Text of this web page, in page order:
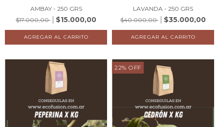
AMBAY - 250 GRS
$17.000,00
$15.000,00
LAVANDA - 250 GRS
$40.000,00
$35.000,00
22% OFF